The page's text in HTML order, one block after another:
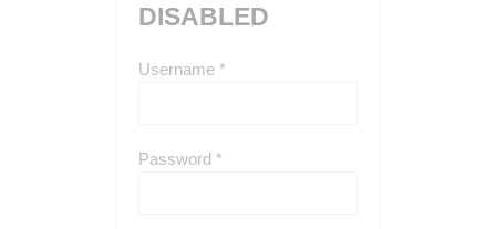
DISABLED
Username *
Password *